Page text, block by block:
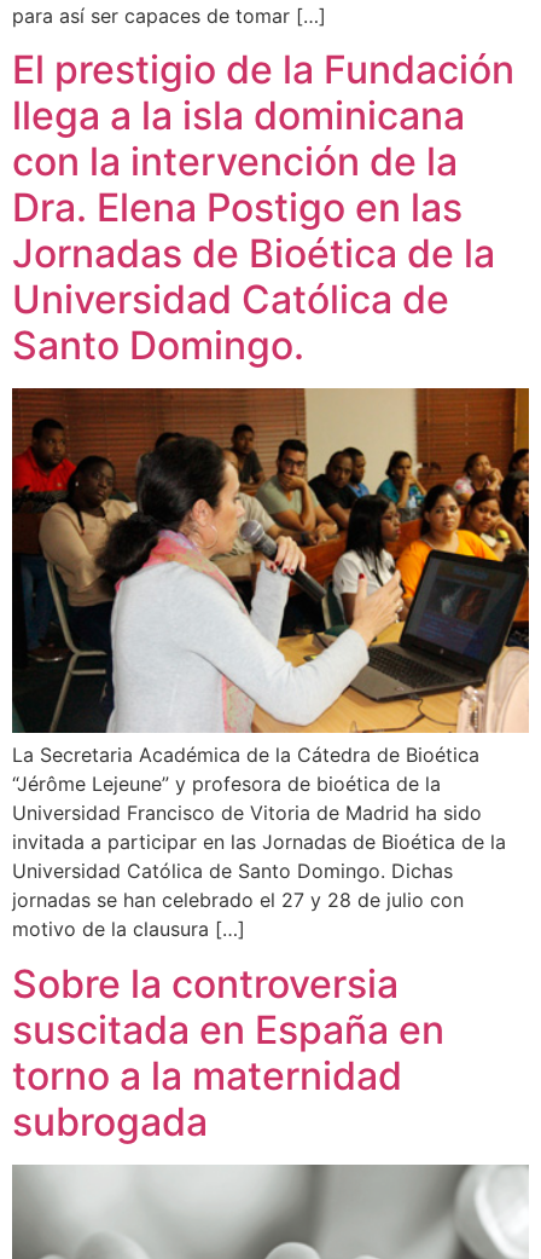
para así ser capaces de tomar […]
El prestigio de la Fundación
llega a la isla dominicana
con la intervención de la
Dra. Elena Postigo en las
Jornadas de Bioética de la
Universidad Católica de
Santo Domingo.
La Secretaria Académica de la Cátedra de Bioética
“Jérôme Lejeune” y profesora de bioética de la
Universidad Francisco de Vitoria de Madrid ha sido
invitada a participar en las Jornadas de Bioética de la
Universidad Católica de Santo Domingo. Dichas
jornadas se han celebrado el 27 y 28 de julio con
motivo de la clausura […]
Sobre la controversia
suscitada en España en
torno a la maternidad
subrogada